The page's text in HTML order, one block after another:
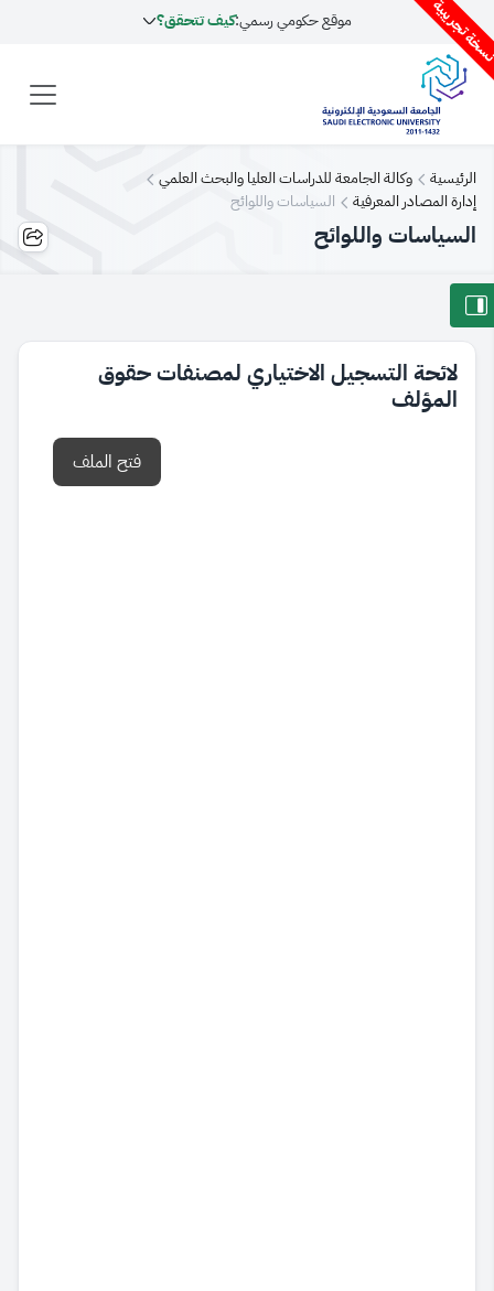
تجريبية موقع حكومي رسمي:كيف تتحقق؟
الرئيسية
وكالة الجامعة للدراسات العليا والبحث العلمي
إدارة المصادر المعرفية
السياسات واللوائح
السياسات واللوائح
لائحة التسجيل الاختياري لمصنفات حقوق
المؤلف
فتح الملف